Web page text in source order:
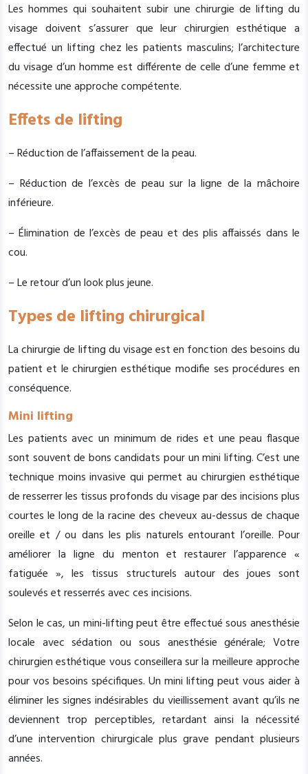
Les hommes qui souhaitent subir une chirurgie de lifting du
visage doivent s’assurer que leur chirurgien esthétique a
effectué un lifting chez les patients masculins; l’architecture
du visage d’un homme est différente de celle d’une femme et
nécessite une approche compétente.
Effets de lifting
– Réduction de l’affaissement de la peau.
– Réduction de l’excès de peau sur la ligne de la mâchoire
inférieure.
– Élimination de l’excès de peau et des plis affaissés dans le
cou.
– Le retour d’un look plus jeune.
Types de lifting chirurgical
La chirurgie de lifting du visage est en fonction des besoins du
patient et le chirurgien esthétique modifie ses procédures en
conséquence.
Mini lifting
Les patients avec un minimum de rides et une peau flasque
sont souvent de bons candidats pour un mini lifting. C’est une
technique moins invasive qui permet au chirurgien esthétique
de resserrer les tissus profonds du visage par des incisions plus
courtes le long de la racine des cheveux au-dessus de chaque
oreille et / ou dans les plis naturels entourant l’oreille. Pour
améliorer la ligne du menton et restaurer l’apparence «
fatiguée », les tissus structurels autour des joues sont
soulevés et resserrés avec ces incisions.
Selon le cas, un mini-lifting peut être effectué sous anesthésie
locale avec sédation ou sous anesthésie générale; Votre
chirurgien esthétique vous conseillera sur la meilleure approche
pour vos besoins spécifiques. Un mini lifting peut vous aider à
éliminer les signes indésirables du vieillissement avant qu’ils ne
deviennent trop perceptibles, retardant ainsi la nécessité
d’une intervention chirurgicale plus grave pendant plusieurs
années.